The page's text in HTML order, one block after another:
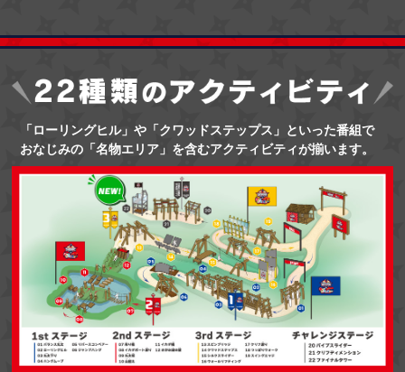
「ローリングヒル」や「クワッドステップス」といった番組で
おなじみの「名物エリア」を含むアクティビティが揃います。